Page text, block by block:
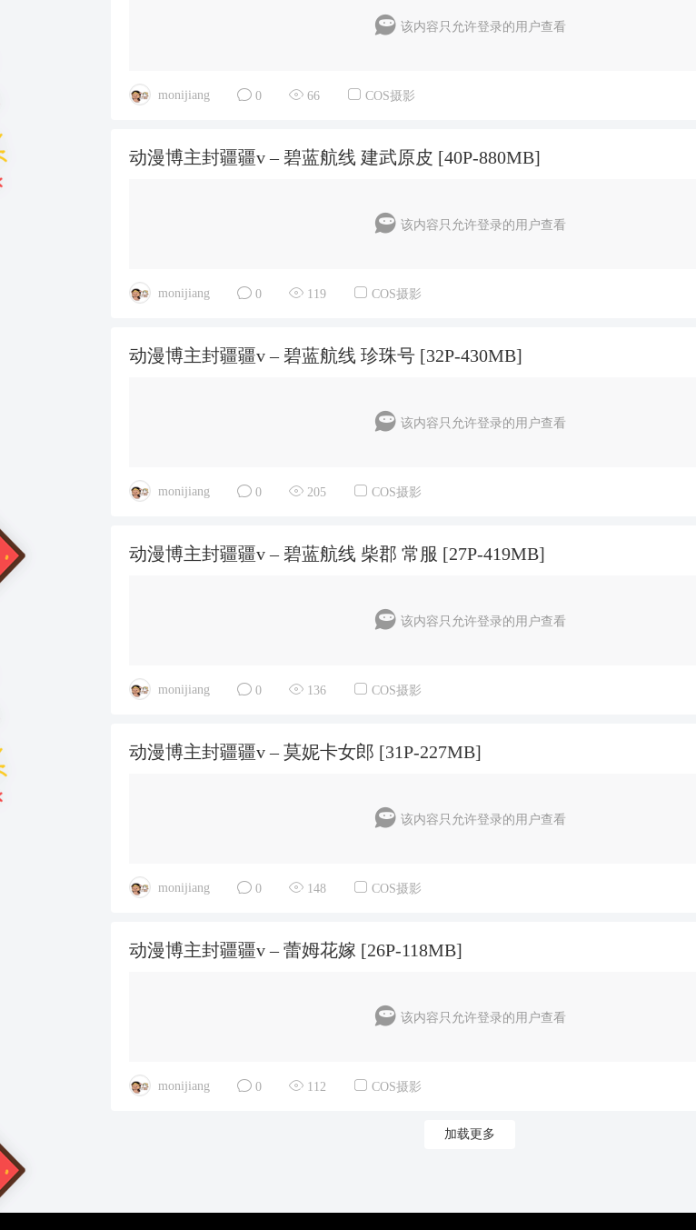
该内容只允许登录的用户查看
monijiang 0 66 COS摄影
动漫博主封疆疆v – 碧蓝航线 建武原皮 [40P-880MB]
该内容只允许登录的用户查看
monijiang 0 119 COS摄影
动漫博主封疆疆v – 碧蓝航线 珍珠号 [32P-430MB]
该内容只允许登录的用户查看
monijiang 0 205 COS摄影
动漫博主封疆疆v – 碧蓝航线 柴郡 常服 [27P-419MB]
该内容只允许登录的用户查看
monijiang 0 136 COS摄影
动漫博主封疆疆v – 莫妮卡女郎 [31P-227MB]
该内容只允许登录的用户查看
monijiang 0 148 COS摄影
动漫博主封疆疆v – 蕾姆花嫁 [26P-118MB]
该内容只允许登录的用户查看
monijiang 0 112 COS摄影
加载更多